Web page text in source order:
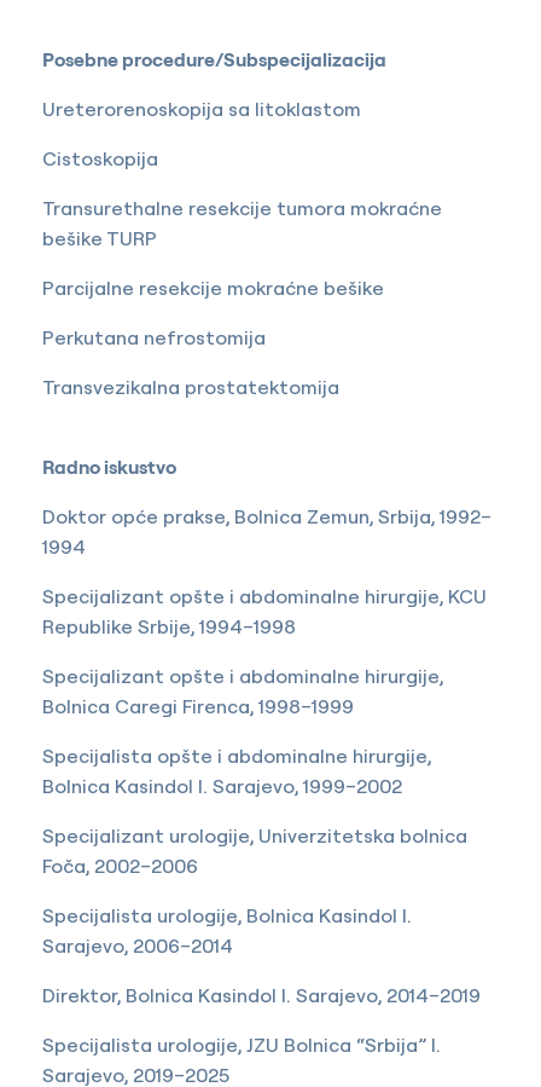
Posebne procedure/Subspecijalizacija
Ureterorenoskopija sa litoklastom
Cistoskopija
Transurethalne resekcije tumora mokraćne
bešike TURP
Parcijalne resekcije mokraćne bešike
Perkutana nefrostomija
Transvezikalna prostatektomija
Radno iskustvo
Doktor opće prakse, Bolnica Zemun, Srbija, 1992–
1994
Specijalizant opšte i abdominalne hirurgije, KCU
Republike Srbije, 1994–1998
Specijalizant opšte i abdominalne hirurgije,
Bolnica Caregi Firenca, 1998–1999
Specijalista opšte i abdominalne hirurgije,
Bolnica Kasindol I. Sarajevo, 1999–2002
Specijalizant urologije, Univerzitetska bolnica
Foča, 2002–2006
Specijalista urologije, Bolnica Kasindol I.
Sarajevo, 2006–2014
Direktor, Bolnica Kasindol I. Sarajevo, 2014–2019
Specijalista urologije, JZU Bolnica “Srbija” I.
Sarajevo, 2019–2025